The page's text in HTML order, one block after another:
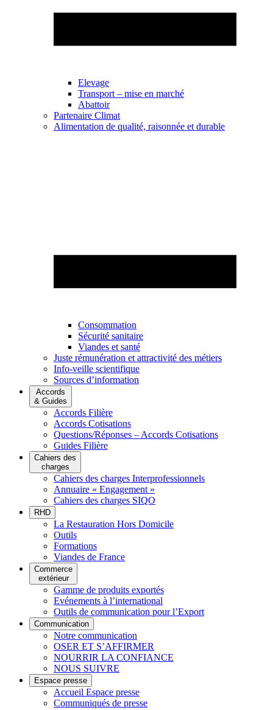
Elevage
Transport – mise en marché
Abattoir
Partenaire Climat
Alimentation de qualité, raisonnée et durable
Consommation
Sécurité sanitaire
Viandes et santé
Juste rémunération et attractivité des métiers
Info-veille scientifique
Sources d’information
Accords
& Guides
Accords Filière
Accords Cotisations
Questions/Réponses – Accords Cotisations
Guides Filière
Cahiers des
charges
Cahiers des charges Interprofessionnels
Annuaire « Engagement »
Cahiers des charges SIQO
RHD
La Restauration Hors Domicile
Outils
Formations
Viandes de France
Commerce
extérieur
Gamme de produits exportés
Evénements à l’international
Outils de communication pour l’Export
Communication
Notre communication
OSER ET S’AFFIRMER
NOURRIR LA CONFIANCE
NOUS SUIVRE
Espace presse
Accueil Espace presse
Communiqués de presse